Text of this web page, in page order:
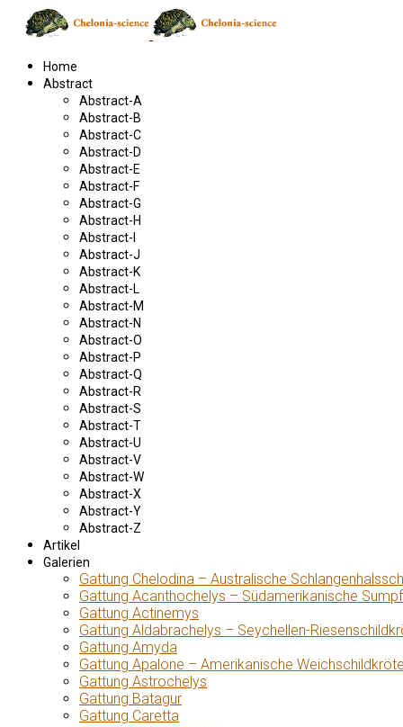
Home
Abstract
Abstract-A
Abstract-B
Abstract-C
Abstract-D
Abstract-E
Abstract-F
Abstract-G
Abstract-H
Abstract-I
Abstract-J
Abstract-K
Abstract-L
Abstract-M
Abstract-N
Abstract-O
Abstract-P
Abstract-Q
Abstract-R
Abstract-S
Abstract-T
Abstract-U
Abstract-V
Abstract-W
Abstract-X
Abstract-Y
Abstract-Z
Artikel
Galerien
Gattung Chelodina – Australische
Gattung Acanthochelys – Südamerikanische
Gattung Actinemys
Gattung Aldabrachelys – Seychellen-
Gattung Amyda
Gattung Apalone – Amerikanische
Gattung Astrochelys
Gattung Batagur
Gattung Caretta